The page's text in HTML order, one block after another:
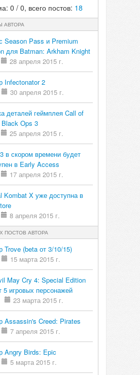
0 / 0, всего постов: 18
АВТОРА
Season Pass и Premium
для Batman: Arkham Knight
28 апреля 2015 г.
Infectonator 2
30 апреля 2015 г.
деталей геймплея Call of
Ops 3
25 апреля 2015 г.
в скором времени будет
в Early Access
17 апреля 2015 г.
Kombat X уже доступна в
8 апреля 2015 г.
ПОСТОВ АВТОРА
Trove (beta от 3/10/15)
15 марта 2015 г.
May Cry 4: Special Edition
5 игровых персонажей
23 марта 2015 г.
Assassin's Creed: Pirates
7 апреля 2015 г.
Angry Birds: Epic
5 марта 2015 г.